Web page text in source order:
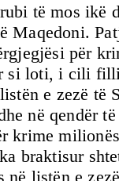
të mos ikë
Maqedoni.
për
si loti, i cili
e zezë të
në qendër
krime
braktisur
në listën e